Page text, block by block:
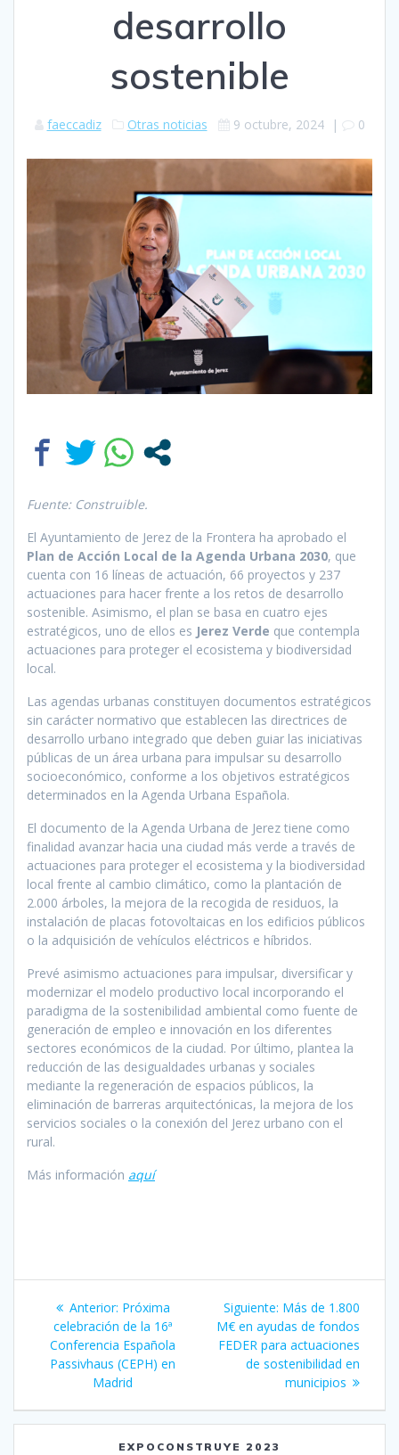
desarrollo
sostenible
faeccadiz Otras noticias 9 octubre, 2024| 0
Fuente: Construible.
El Ayuntamiento de Jerez de la Frontera ha aprobado el
Plan de Acción Local de la Agenda Urbana 2030, que
cuenta con 16 líneas de actuación, 66 proyectos y 237
actuaciones para hacer frente a los retos de desarrollo
sostenible. Asimismo, el plan se basa en cuatro ejes
estratégicos, uno de ellos es Jerez Verde que contempla
actuaciones para proteger el ecosistema y biodiversidad
local.
Las agendas urbanas constituyen documentos estratégicos
sin carácter normativo que establecen las directrices de
desarrollo urbano integrado que deben guiar las iniciativas
públicas de un área urbana para impulsar su desarrollo
socioeconómico, conforme a los objetivos estratégicos
determinados en la Agenda Urbana Española.
El documento de la Agenda Urbana de Jerez tiene como
finalidad avanzar hacia una ciudad más verde a través de
actuaciones para proteger el ecosistema y la biodiversidad
local frente al cambio climático, como la plantación de
2.000 árboles, la mejora de la recogida de residuos, la
instalación de placas fotovoltaicas en los edificios públicos
o la adquisición de vehículos eléctricos e híbridos.
Prevé asimismo actuaciones para impulsar, diversificar y
modernizar el modelo productivo local incorporando el
paradigma de la sostenibilidad ambiental como fuente de
generación de empleo e innovación en los diferentes
sectores económicos de la ciudad. Por último, plantea la
reducción de las desigualdades urbanas y sociales
mediante la regeneración de espacios públicos, la
eliminación de barreras arquitectónicas, la mejora de los
servicios sociales o la conexión del Jerez urbano con el
rural.
Más información aquí
Navegación
de
entradas
Anterior: Entrada
anterior:
Próxima
celebración de la 16ª
Conferencia Española
Passivhaus (CEPH) en
Madrid
Siguiente: Siguiente
entrada:
Más de 1.800
M€ en ayudas de fondos
FEDER para actuaciones
de sostenibilidad en
municipios
EXPOCONSTRUYE 2023